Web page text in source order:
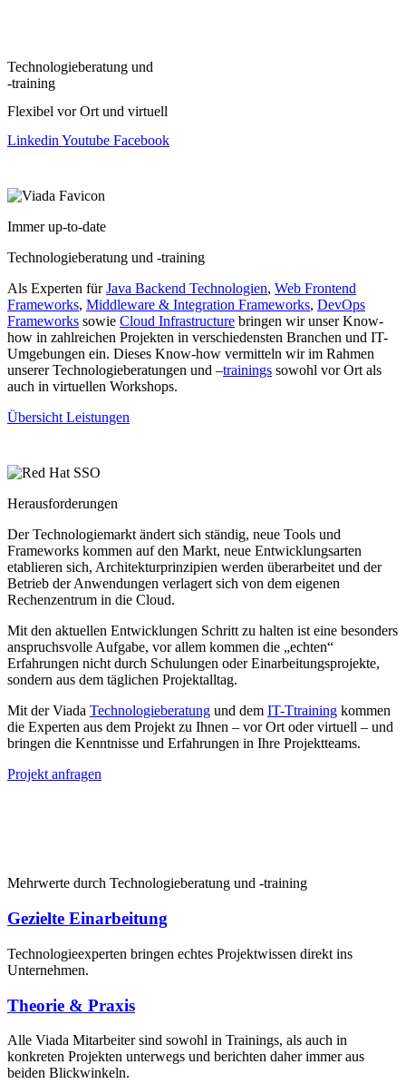
Technologieberatung und
-training
Flexibel vor Ort und virtuell
Linkedin Youtube Facebook
Immer up-to-date
Technologieberatung und -training
Als Experten fürJava Backend Technologien, Web Frontend
Frameworks, Middleware & Integration Frameworks, DevOps
Frameworks sowie Cloud Infrastructure bringen wir unser Know-
how in zahlreichen Projekten in verschiedensten Branchen und IT-
Umgebungen ein. Dieses Know-how vermitteln wir im Rahmen
unserer Technologieberatungen und –training​s sowohl vor Ort als
auch in virtuellen Workshops.
Übersicht Leistungen
Herausforderungen
Der Technologiemarkt ändert sich ständig, neue Tools und
Frameworks kommen auf den Markt, neue Entwicklungsarten
etablieren sich, Architekturprinzipien werden überarbeitet und der
Betrieb der Anwendungen verlagert sich von dem eigenen
Rechenzentrum in die Cloud.
Mit den aktuellen Entwicklungen Schritt zu halten ist eine besonders
anspruchsvolle Aufgabe, vor allem kommen die „echten“
Erfahrungen nicht durch Schulungen oder Einarbeitungsprojekte,
sondern aus dem täglichen Projektalltag.
Mit der Viada Technologieberatung und dem IT-Ttraining ​ kommen
die Experten aus dem Projekt zu Ihnen – vor Ort oder virtuell – und
bringen die Kenntnisse und Erfahrungen in Ihre Projektteams.
Projekt anfragen
Mehrwerte durch Technologieberatung und -training
Gezielte Einarbeitung
Technologieexperten bringen echtes Projektwissen direkt ins
Unternehmen.
Theorie & Praxis
Alle Viada Mitarbeiter sind sowohl in Trainings, als auch in
konkreten Projekten unterwegs und berichten daher immer aus
beiden Blickwinkeln.